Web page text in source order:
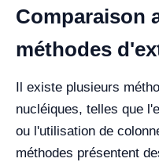
Comparaison
méthodes
Il existe plusieurs
nucléiques, telles que
ou l'utilisation de
méthodes présentent